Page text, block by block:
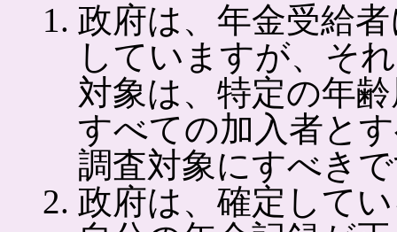
政府は、年金受給
していますが、そ
対象は、特定の年
すべての加入者と
調査対象にすべき
政府は、確定して